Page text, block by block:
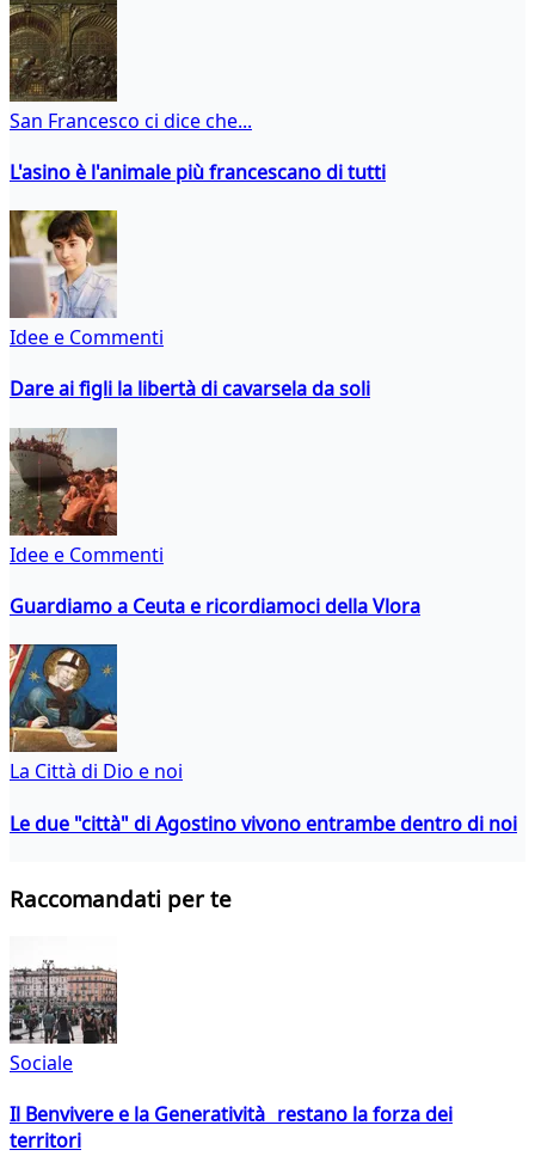
San Francesco ci dice che...
L'asino è l'animale più francescano di tutti
Idee e Commenti
Dare ai figli la libertà di cavarsela da soli
Idee e Commenti
Guardiamo a Ceuta e ricordiamoci della Vlora
La Città di Dio e noi
Le due "città" di Agostino vivono entrambe dentro di noi
Raccomandati per te
Sociale
Il Benvivere e la Generatività restano la forza dei
territori